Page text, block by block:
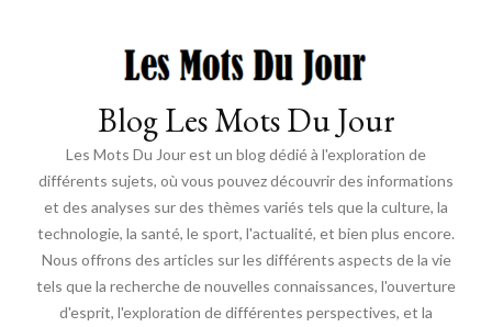
Blog Les Mots Du Jour
Les Mots Du Jour est un blog dédié à l'exploration de
différents sujets, où vous pouvez découvrir des informations
et des analyses sur des thèmes variés tels que la culture, la
technologie, la santé, le sport, l'actualité, et bien plus encore.
Nous offrons des articles sur les différents aspects de la vie
tels que la recherche de nouvelles connaissances, l'ouverture
d'esprit, l'exploration de différentes perspectives, et la